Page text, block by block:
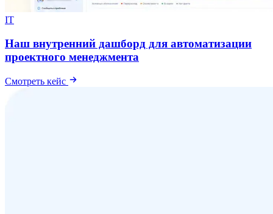
IT
Наш внутренний дашборд для автоматизации
проектного менеджмента
Смотреть кейс